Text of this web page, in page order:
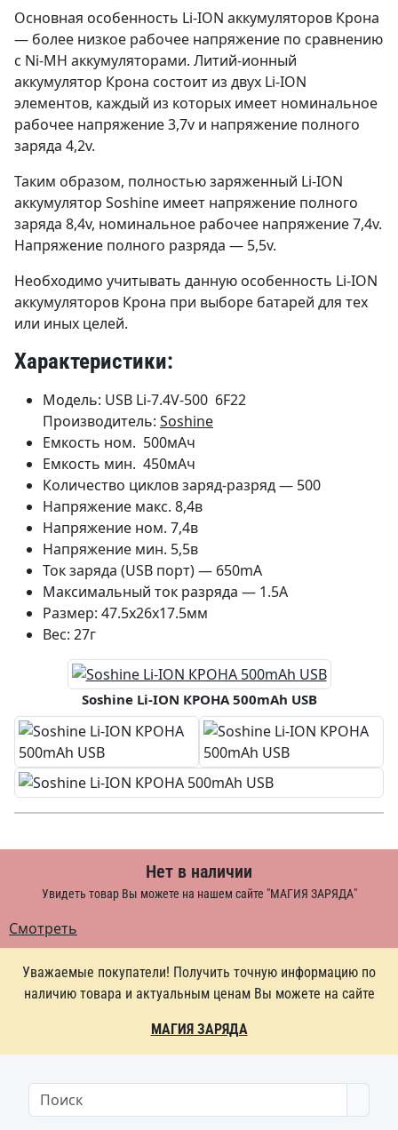
Основная особенность Li-ION аккумуляторов Крона
— более низкое рабочее напряжение по сравнению
с Ni-MH аккумуляторами. Литий-ионный
аккумулятор Крона состоит из двух Li-ION
элементов, каждый из которых имеет номинальное
рабочее напряжение 3,7v и напряжение полного
заряда 4,2v.
Таким образом, полностью заряженный Li-ION
аккумулятор Soshine имеет напряжение полного
заряда 8,4v, номинальное рабочее напряжение 7,4v.
Напряжение полного разряда — 5,5v.
Необходимо учитывать данную особенность Li-ION
аккумуляторов Крона при выборе батарей для тех
или иных целей.
Характеристики:
Модель: USB Li-7.4V-500 6F22
Производитель: Soshine
Емкость ном. 500мАч
Емкость мин. 450мАч
Количество циклов заряд-разряд — 500
Напряжение макс. 8,4в
Напряжение ном. 7,4в
Напряжение мин. 5,5в
Ток заряда (USB порт) — 650mA
Максимальный ток разряда — 1.5А
Размер: 47.5х26х17.5мм
Вес: 27г
Soshine Li-ION КРОНА 500mAh USB
Нет в наличии
Увидеть товар Вы можете на нашем сайте "МАГИЯ ЗАРЯДА"
Смотреть
Уважаемые покупатели! Получить точную информацию по
наличию товара и актуальным ценам Вы можете на сайте
МАГИЯ ЗАРЯДА